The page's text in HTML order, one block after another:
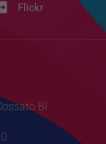
Flickr
BI